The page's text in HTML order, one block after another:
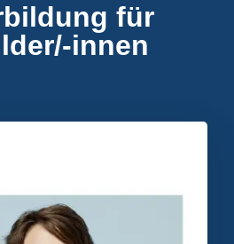
für
innen